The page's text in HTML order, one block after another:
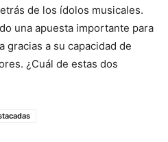
de los ídolos musicales.
una apuesta importante para
gracias a su capacidad de
¿Cuál de estas dos